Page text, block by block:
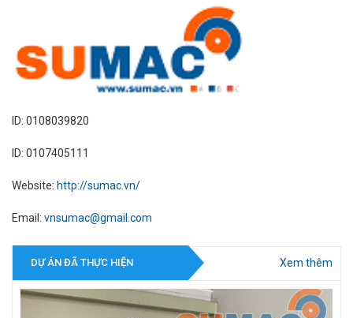
ID: 0108039820
ID: 0107405111
Website: http://sumac.vn/
Email: vnsumac@gmail.com
DỰ ÁN ĐÃ THỰC HIỆN Xem thêm